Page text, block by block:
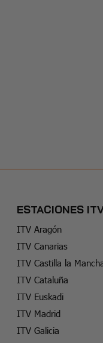
ESTACIONES
ITV Aragón
ITV Canarias
ITV Castilla la
ITV Cataluña
ITV Euskadi
ITV Madrid
ITV Galicia